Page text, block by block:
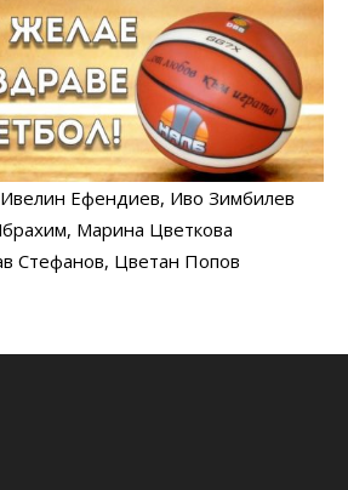
Ефендиев, Иво Зимбилев
, Марина Цветкова
Стефанов, Цветан Попов